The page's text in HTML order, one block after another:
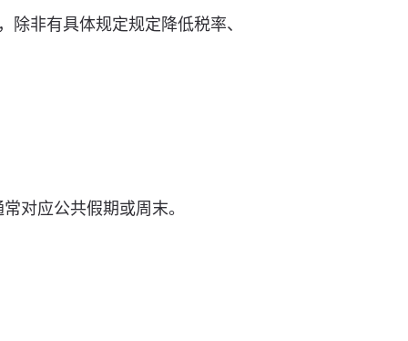
非有具体规定规定降低税率、
对应公共假期或周末。